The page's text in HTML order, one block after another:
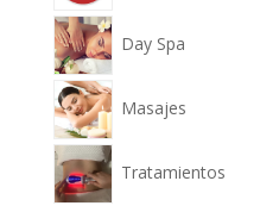
Day Spa
Masajes
Tratamientos